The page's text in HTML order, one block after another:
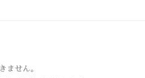
ません。